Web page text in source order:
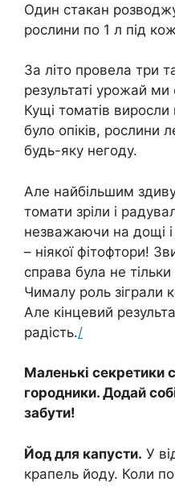
Один стакан
рослини по 1 л під
За літо провела три
результаті урожай
Кущі томатів
було опіків, рослини
будь-яку негоду.
Але найбільшим
томати зріли і
незважаючи на дощі і
– ніякої фітофтори!
справа була не
Чималу роль зіграли
Але кінцевий
радість./
Маленькі секретики
городники. Додай
забути!
Йод для капусти. У
крапель йоду. Коли